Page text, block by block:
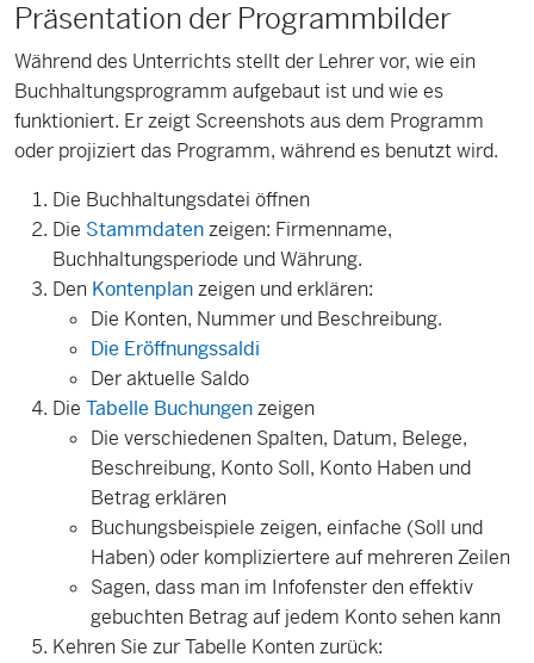
Präsentation der Programmbilder
Während des Unterrichts stellt der Lehrer vor, wie ein
Buchhaltungsprogramm aufgebaut ist und wie es
funktioniert. Er zeigt Screenshots aus dem Programm
oder projiziert das Programm, während es benutzt wird.
Die Buchhaltungsdatei öffnen
Die Stammdatenzeigen: Firmenname,
Buchhaltungsperiode und Währung.
Den Kontenplanzeigen und erklären:
Die Konten, Nummer und Beschreibung.
Die Eröffnungssaldi
Der aktuelle Saldo
Die Tabelle Buchungenzeigen
Die verschiedenen Spalten, Datum, Belege,
Beschreibung, Konto Soll, Konto Haben und
Betrag erklären
Buchungsbeispiele zeigen, einfache (Soll und
Haben) oder kompliziertere auf mehreren Zeilen
Sagen, dass man im Infofenster den effektiv
gebuchten Betrag auf jedem Konto sehen kann
Kehren Sie zur Tabelle Konten zurück: